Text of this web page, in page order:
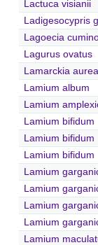
Lactuca visianii
Ladigesocypris
Lagoecia
Lagurus ovatus
Lamarckia aurea
Lamium album
Lamium
Lamium bifidum
Lamium bifidum
Lamium bifidum
Lamium
Lamium
Lamium
Lamium
Lamium